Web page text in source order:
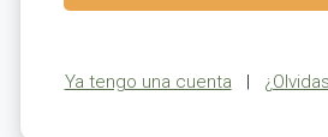
Ya tengo una cuenta |